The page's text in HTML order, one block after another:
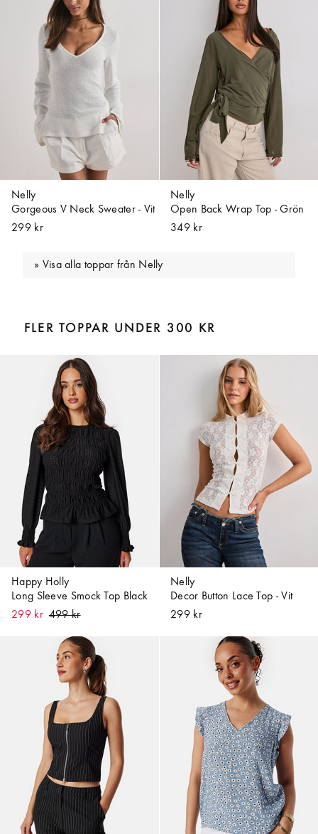
Nelly
Gorgeous V Neck Sweater - Vit
299 kr
Nelly
Open Back Wrap Top - Grön
349 kr
Visa alla toppar från Nelly
FLER TOPPAR UNDER 300 KR
Happy Holly
Long Sleeve Smock Top Black
299 kr
Nelly
Decor Button Lace Top - Vit
299 kr